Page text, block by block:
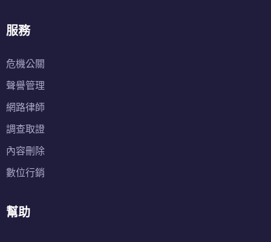
服務
危機公關
聲譽管理
網路律師
調查取證
內容刪除
數位行銷
幫助